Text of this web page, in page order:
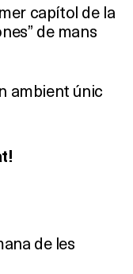
capítol de la
de mans
ambient únic
de les